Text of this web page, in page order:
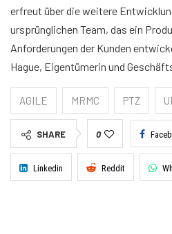
erfreut über die weitere
ursprünglichen Team, das ein
Anforderungen der Kunden
Hague, Eigentümerin und
AGILE MRMC PTZ
SHARE 0
Linkedin Reddit